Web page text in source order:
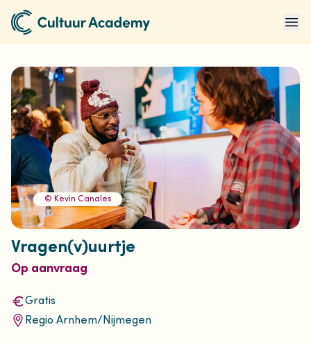
Naar home
© Kevin Canales
Vragen(v)uurtje
Op aanvraag
Gratis
Regio Arnhem/Nijmegen